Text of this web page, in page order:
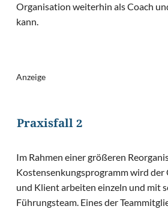
Organisation weiterhin als Coach
kann.
Anzeige
Praxisfall 2
Im Rahmen einer größeren
Kostensenkungsprogramm wird der
und Klient arbeiten einzeln und mit
Führungsteam. Eines der